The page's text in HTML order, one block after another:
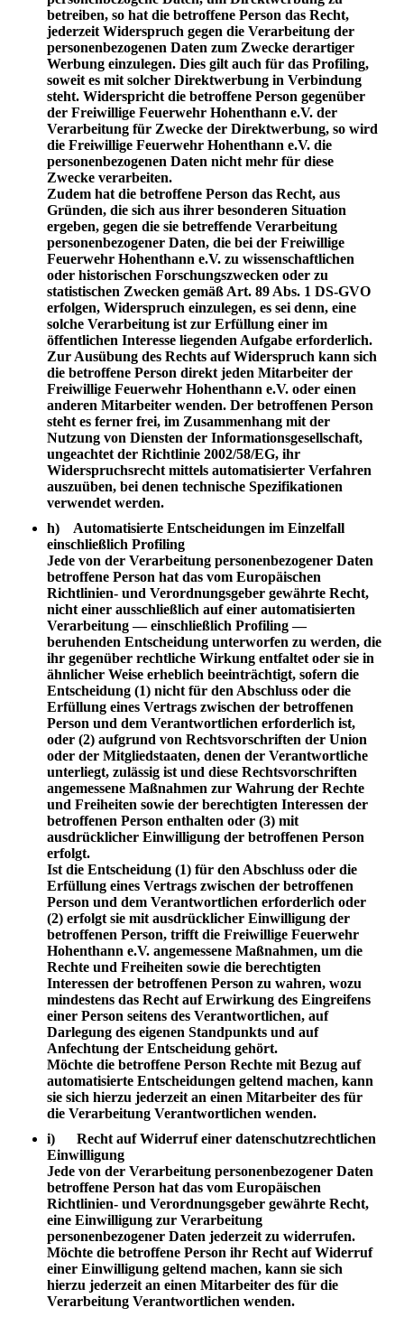
betreiben, so hat die betroffene Person das Recht,
jederzeit Widerspruch gegen die Verarbeitung der
personenbezogenen Daten zum Zwecke derartiger
Werbung einzulegen. Dies gilt auch für das Profiling,
soweit es mit solcher Direktwerbung in Verbindung
steht. Widerspricht die betroffene Person gegenüber
der Freiwillige Feuerwehr Hohenthann e.V. der
Verarbeitung für Zwecke der Direktwerbung, so wird
die Freiwillige Feuerwehr Hohenthann e.V. die
personenbezogenen Daten nicht mehr für diese
Zwecke verarbeiten.
Zudem hat die betroffene Person das Recht, aus
Gründen, die sich aus ihrer besonderen Situation
ergeben, gegen die sie betreffende Verarbeitung
personenbezogener Daten, die bei der Freiwillige
Feuerwehr Hohenthann e.V. zu wissenschaftlichen
oder historischen Forschungszwecken oder zu
statistischen Zwecken gemäß Art. 89 Abs. 1 DS-GVO
erfolgen, Widerspruch einzulegen, es sei denn, eine
solche Verarbeitung ist zur Erfüllung einer im
öffentlichen Interesse liegenden Aufgabe erforderlich.
Zur Ausübung des Rechts auf Widerspruch kann sich
die betroffene Person direkt jeden Mitarbeiter der
Freiwillige Feuerwehr Hohenthann e.V. oder einen
anderen Mitarbeiter wenden. Der betroffenen Person
steht es ferner frei, im Zusammenhang mit der
Nutzung von Diensten der Informationsgesellschaft,
ungeachtet der Richtlinie 2002/58/EG, ihr
Widerspruchsrecht mittels automatisierter Verfahren
auszuüben, bei denen technische Spezifikationen
verwendet werden.
h) Automatisierte Entscheidungen im Einzelfall
einschließlich Profiling
Jede von der Verarbeitung personenbezogener Daten
betroffene Person hat das vom Europäischen
Richtlinien- und Verordnungsgeber gewährte Recht,
nicht einer ausschließlich auf einer automatisierten
Verarbeitung — einschließlich Profiling —
beruhenden Entscheidung unterworfen zu werden, die
ihr gegenüber rechtliche Wirkung entfaltet oder sie in
ähnlicher Weise erheblich beeinträchtigt, sofern die
Entscheidung (1) nicht für den Abschluss oder die
Erfüllung eines Vertrags zwischen der betroffenen
Person und dem Verantwortlichen erforderlich ist,
oder (2) aufgrund von Rechtsvorschriften der Union
oder der Mitgliedstaaten, denen der Verantwortliche
unterliegt, zulässig ist und diese Rechtsvorschriften
angemessene Maßnahmen zur Wahrung der Rechte
und Freiheiten sowie der berechtigten Interessen der
betroffenen Person enthalten oder (3) mit
ausdrücklicher Einwilligung der betroffenen Person
erfolgt.
Ist die Entscheidung (1) für den Abschluss oder die
Erfüllung eines Vertrags zwischen der betroffenen
Person und dem Verantwortlichen erforderlich oder
(2) erfolgt sie mit ausdrücklicher Einwilligung der
betroffenen Person, trifft die Freiwillige Feuerwehr
Hohenthann e.V. angemessene Maßnahmen, um die
Rechte und Freiheiten sowie die berechtigten
Interessen der betroffenen Person zu wahren, wozu
mindestens das Recht auf Erwirkung des Eingreifens
einer Person seitens des Verantwortlichen, auf
Darlegung des eigenen Standpunkts und auf
Anfechtung der Entscheidung gehört.
Möchte die betroffene Person Rechte mit Bezug auf
automatisierte Entscheidungen geltend machen, kann
sie sich hierzu jederzeit an einen Mitarbeiter des für
die Verarbeitung Verantwortlichen wenden.
i) Recht auf Widerruf einer datenschutzrechtlichen
Einwilligung
Jede von der Verarbeitung personenbezogener Daten
betroffene Person hat das vom Europäischen
Richtlinien- und Verordnungsgeber gewährte Recht,
eine Einwilligung zur Verarbeitung
personenbezogener Daten jederzeit zu widerrufen.
Möchte die betroffene Person ihr Recht auf Widerruf
einer Einwilligung geltend machen, kann sie sich
hierzu jederzeit an einen Mitarbeiter des für die
Verarbeitung Verantwortlichen wenden.